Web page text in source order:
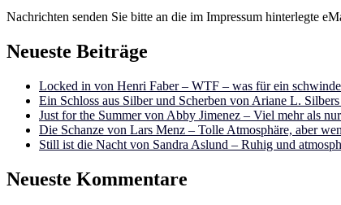
Nachrichten senden Sie bitte an die im Impressum hinterlegte
Neueste Beiträge
Locked in von Henri Faber – WTF – was für ein
Ein Schloss aus Silber und Scherben von Ariane L.
Just for the Summer von Abby Jimenez – Viel mehr als
Die Schanze von Lars Menz – Tolle Atmosphäre, aber
Still ist die Nacht von Sandra Aslund – Ruhig und
Neueste Kommentare